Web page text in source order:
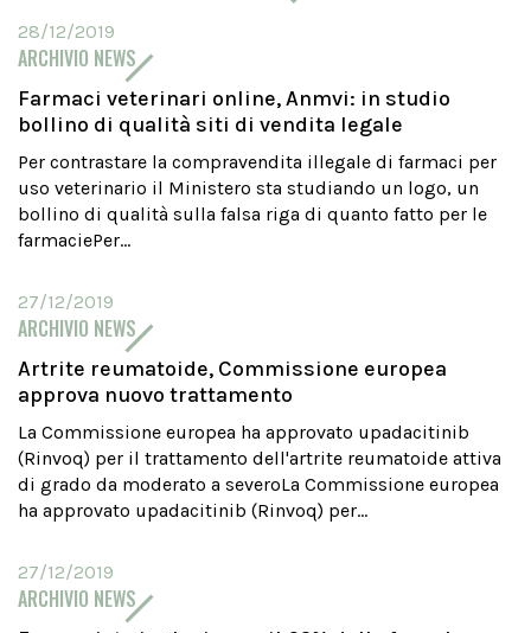
28/12/2019
ARCHIVIO NEWS
Farmaci veterinari online, Anmvi: in studio
bollino di qualità siti di vendita legale
Per contrastare la compravendita illegale di farmaci per
uso veterinario il Ministero sta studiando un logo, un
bollino di qualità sulla falsa riga di quanto fatto per le
farmaciePer...
27/12/2019
ARCHIVIO NEWS
Artrite reumatoide, Commissione europea
approva nuovo trattamento
La Commissione europea ha approvato upadacitinib
(Rinvoq) per il trattamento dell'artrite reumatoide attiva
di grado da moderato a severoLa Commissione europea
ha approvato upadacitinib (Rinvoq) per...
27/12/2019
ARCHIVIO NEWS